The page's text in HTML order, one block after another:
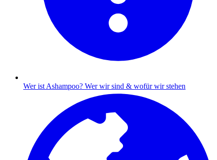
Wer ist Ashampoo? Wer wir sind & wofür wir stehen